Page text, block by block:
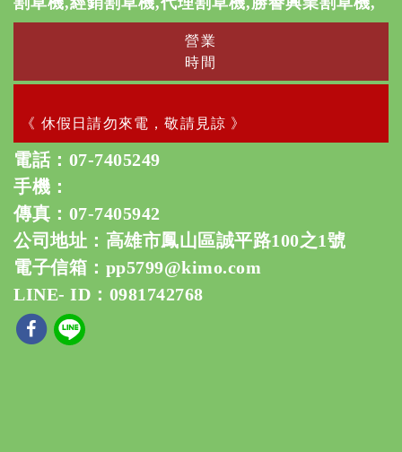
營業
時間
《 休假日請勿來電，敬請見諒 》
電話： 07-7405249
手機：
傳真：07-7405942
公司地址：高雄市鳳山區誠平路100之1號
電子信箱： pp5799@kimo.com
LINE- ID：0981742768